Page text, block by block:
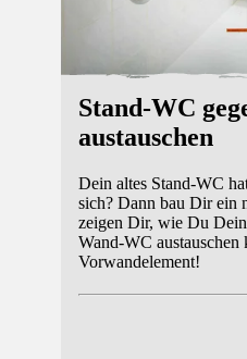
Stand-WC
austauschen
Dein altes Stand-WC
sich? Dann bau Dir ein
zeigen Dir, wie Du
Wand-WC austauschen
Vorwandelement!